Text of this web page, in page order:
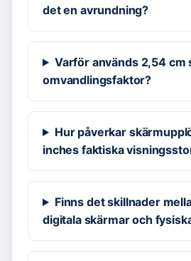
det en avrundning?
Varför används 2,54 cm
omvandlingsfaktor?
Hur påverkar
inches faktiska
Finns det skillnader
digitala skärmar och